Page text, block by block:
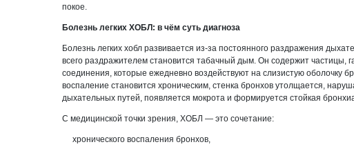
покое.
Болезнь легких ХОБЛ: в чём суть диагноза
Болезнь легких хобл развивается из-за постоянного раздражения
всего раздражителем становится табачный дым. Он содержит частицы,
соединения, которые ежедневно воздействуют на слизистую оболочку
воспаление становится хроническим, стенка бронхов утолщается,
дыхательных путей, появляется мокрота и формируется стойкая
С медицинской точки зрения, ХОБЛ — это сочетание:
хронического воспаления бронхов,